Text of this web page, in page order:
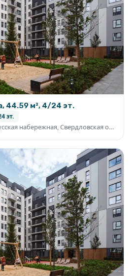
44.59 м², 4/24 эт.
эт.
Екатеринбург, Уктусская набережная, Свердловская область